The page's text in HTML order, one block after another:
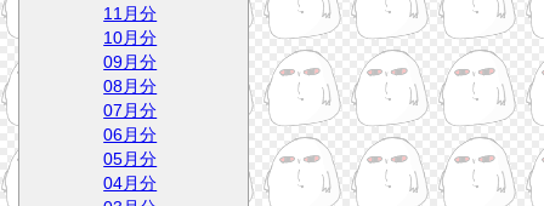
11月分
10月分
09月分
08月分
07月分
06月分
05月分
04月分